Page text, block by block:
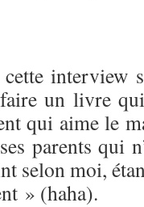
un livre
qui aime le
parents qui
selon moi,
» (haha).